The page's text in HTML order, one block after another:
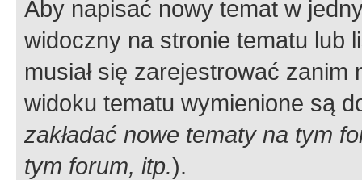
Aby napisać nowy temat w
widoczny na stronie tematu lub
musiał się zarejestrować
widoku tematu wymienione są
zakładać nowe tematy na tym
tym forum, itp.).